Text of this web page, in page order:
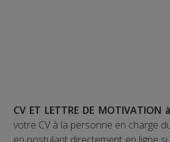
CV ET LETTRE DE MOTIVATION
votre CV à la personne en charge